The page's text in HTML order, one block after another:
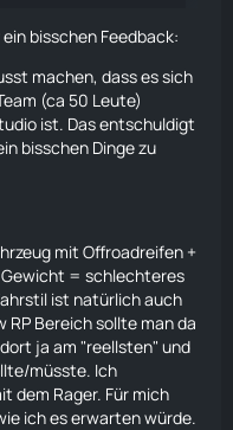
ne riesige
es sicherlich für
würde. Wie
ist das für die
das der einSUV
hat aber das
Verbesserungen.
und
nicht auf Deutsch
sich dem ein
bisschen Feedback:
machen, dass es sich
(ca 50 Leute)
ist. Das entschuldigt
bisschen Dinge zu
mit Offroadreifen +
= schlechteres
ist natürlich auch
RP Bereich sollte man da
ja am "reellsten" und
müsste. Ich
dem Rager. Für mich
ich es erwarten würde.